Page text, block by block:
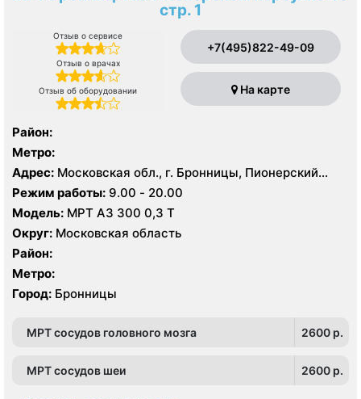
стр. 1
Отзыв о сервисе
Отзыв о врачах
Отзыв об оборудовании
+7(495)822-49-09
На карте
Район:
Метро:
Адрес: Московская обл., г. Бронницы, Пионерский
пер., 49, стр. 1
Режим работы: 9.00 - 20.00
Модель: МРТ АЗ 300 0,3 Т
Округ: Московская область
Район:
Метро:
Город: Бронницы
МРТ сосудов головного мозга 2600 p.
МРТ сосудов шеи 2600 p.